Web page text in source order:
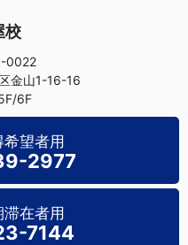
校
0022
金山1-16-16
6F
望者用
2977
在者用
7144